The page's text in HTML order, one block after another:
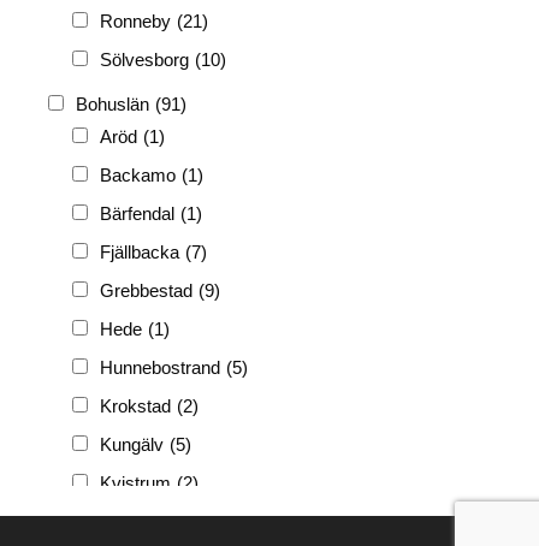
Ronneby (21)
Sölvesborg (10)
Bohuslän (91)
Aröd (1)
Backamo (1)
Bärfendal (1)
Fjällbacka (7)
Grebbestad (9)
Hede (1)
Hunnebostrand (5)
Krokstad (2)
Kungälv (5)
Kvistrum (2)
Ljungskile (3)